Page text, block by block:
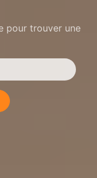
pour trouver une